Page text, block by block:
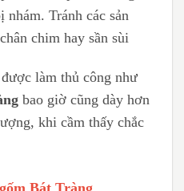
nhám. Tránh các sản
chim hay sần sùi
làm thủ công như
bao giờ cũng dày hơn
khi cầm thấy chắc
Bát Tràng